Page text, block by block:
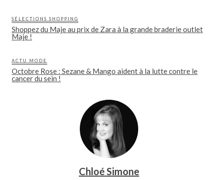
SÉLECTIONS SHOPPING
Shoppez du Maje au prix de Zara à la grande braderie outlet
Maje !
ACTU MODE
Octobre Rose : Sezane & Mango aident à la lutte contre le
cancer du sein !
Chloé Simone